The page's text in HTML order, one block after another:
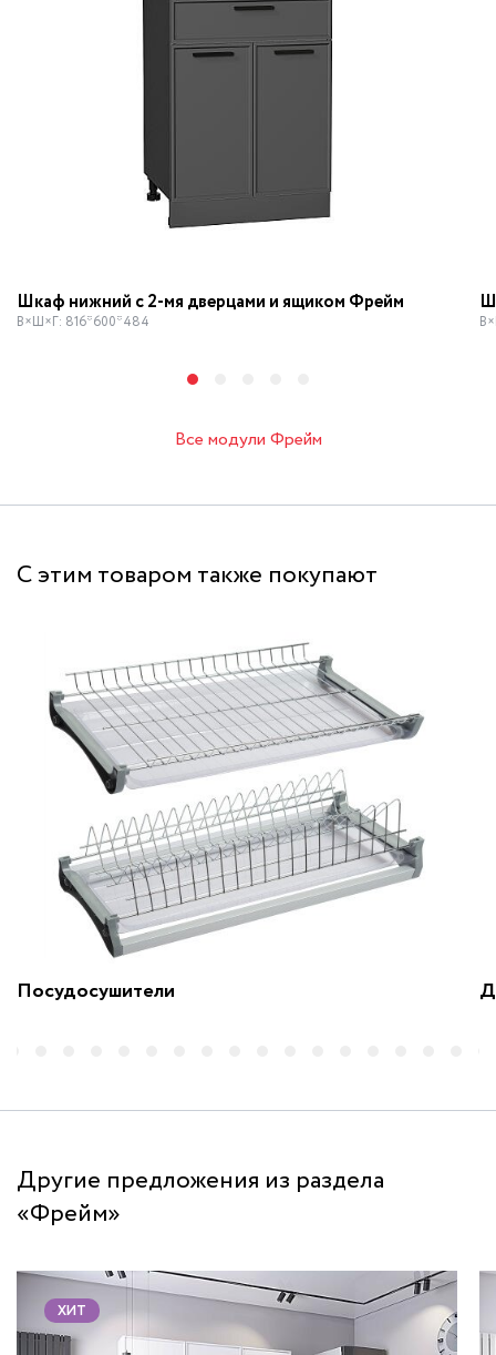
Шкаф нижний с 2-мя дверцами и ящиком Фрейм
В×Ш×Г: 816*600*484
Все модули Фрейм
С этим товаром также покупают
Посудосушители
Другие предложения из раздела
«Фрейм»
ХИТ